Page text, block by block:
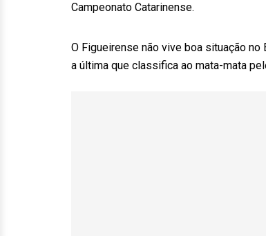
Campeonato Catarinense.
O Figueirense não vive boa situação no
a última que classifica ao mata-mata